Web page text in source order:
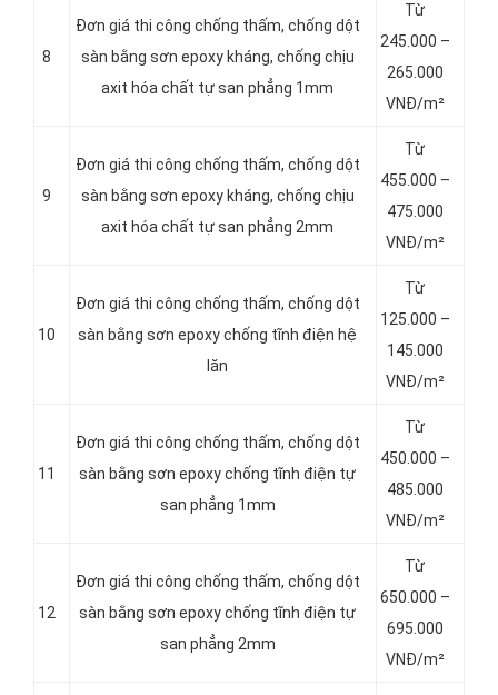
8
Đơn giá thi công chống thấm, chống dột
sàn bằng sơn epoxy kháng, chống chịu
axit hóa chất tự san phẳng 1mm
Từ
245.000 –
265.000
VNĐ/m²
9
Đơn giá thi công chống thấm, chống dột
sàn bằng sơn epoxy kháng, chống chịu
axit hóa chất tự san phẳng 2mm
Từ
455.000 –
475.000
VNĐ/m²
10
Đơn giá thi công chống thấm, chống dột
sàn bằng sơn epoxy chống tĩnh điện hệ
lăn
Từ
125.000 –
145.000
VNĐ/m²
11
Đơn giá thi công chống thấm, chống dột
sàn bằng sơn epoxy chống tĩnh điện tự
san phẳng 1mm
Từ
450.000 –
485.000
VNĐ/m²
12
Đơn giá thi công chống thấm, chống dột
sàn bằng sơn epoxy chống tĩnh điện tự
san phẳng 2mm
Từ
650.000 –
695.000
VNĐ/m²